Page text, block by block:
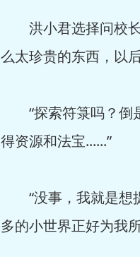
洪小君选择问校长
么太珍贵的东西，以
“探索符箓吗？倒
得资源和法宝......”
“没事，我就是想
多的小世界正好为我